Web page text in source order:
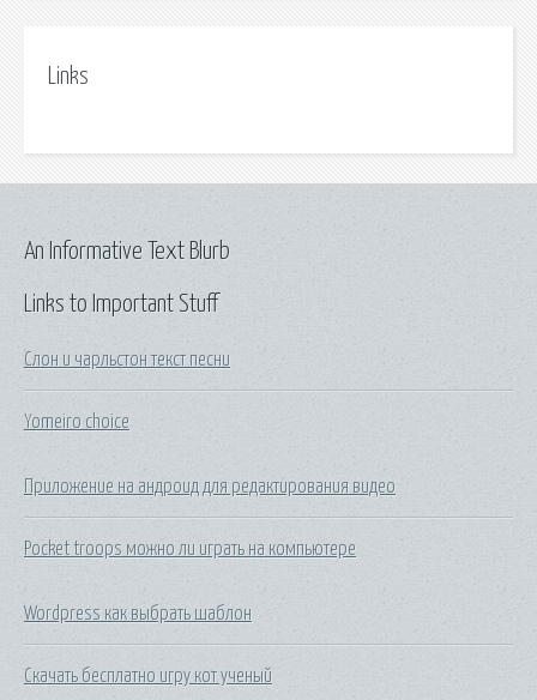
Links
Links to Important Stuff
Слон и чарльстон текст песни
Yomeiro choice
Приложение на андроид для редактирования видео
Pocket troops можно ли играть на компьютере
Wordpress как выбрать шаблон
Скачать бесплатно игру кот ученый
An Informative Text Blurb